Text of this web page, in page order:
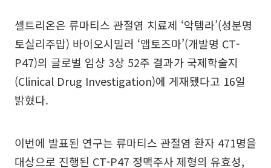
셀트리온은 류마티스 관절염 치료제 ‘악템라’(성분명
토실리주맙) 바이오시밀러 ‘앱토즈마’(개발명 CT-
P47)의 글로벌 임상 3상 52주 결과가 국제학술지
(Clinical Drug Investigation)에 게재됐다고 16일
밝혔다.
이번에 발표된 연구는 류마티스 관절염 환자 471명을
대상으로 진행된 CT-P47 정맥주사 제형의 유효성,